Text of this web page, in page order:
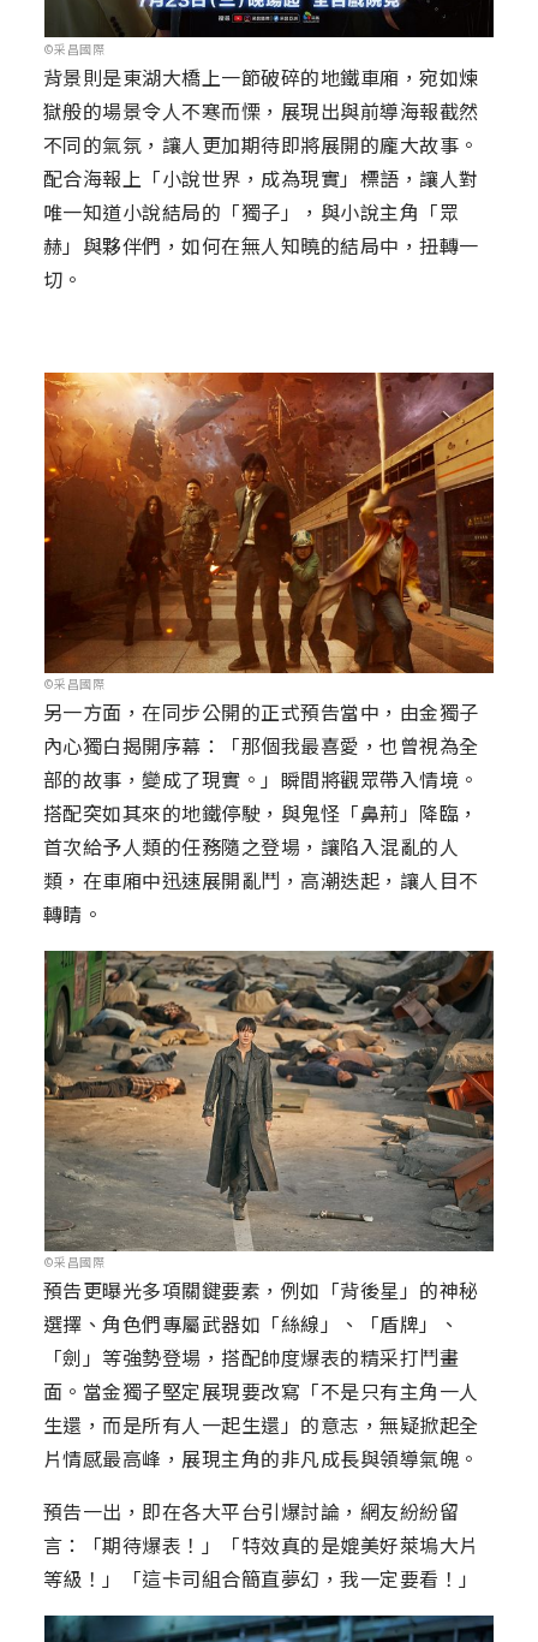
©采昌國際
背景則是東湖大橋上一節破碎的地鐵車廂，宛如煉
獄般的場景令人不寒而慄，展現出與前導海報截然
不同的氣氛，讓人更加期待即將展開的龐大故事。
配合海報上「小說世界，成為現實」標語，讓人對
唯一知道小說結局的「獨子」，與小說主角「眾
赫」與夥伴們，如何在無人知曉的結局中，扭轉一
切。
©采昌國際
另一方面，在同步公開的正式預告當中，由金獨子
內心獨白揭開序幕：「那個我最喜愛，也曾視為全
部的故事，變成了現實。」瞬間將觀眾帶入情境。
搭配突如其來的地鐵停駛，與鬼怪「鼻荊」降臨，
首次給予人類的任務隨之登場，讓陷入混亂的人
類，在車廂中迅速展開亂鬥，高潮迭起，讓人目不
轉睛。
©采昌國際
預告更曝光多項關鍵要素，例如「背後星」的神秘
選擇、角色們專屬武器如「絲線」、「盾牌」、
「劍」等強勢登場，搭配帥度爆表的精采打鬥畫
面。當金獨子堅定展現要改寫「不是只有主角一人
生還，而是所有人一起生還」的意志，無疑掀起全
片情感最高峰，展現主角的非凡成長與領導氣魄。
預告一出，即在各大平台引爆討論，網友紛紛留
言：「期待爆表！」「特效真的是媲美好萊塢大片
等級！」「這卡司組合簡直夢幻，我一定要看！」